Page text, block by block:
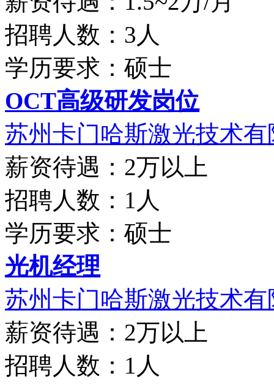
招聘人数：3人
学历要求：硕士
OCT高级研发岗位
苏州卡门哈斯激光技术有
薪资待遇：2万以上
招聘人数：1人
学历要求：硕士
光机经理
苏州卡门哈斯激光技术有
薪资待遇：2万以上
招聘人数：1人